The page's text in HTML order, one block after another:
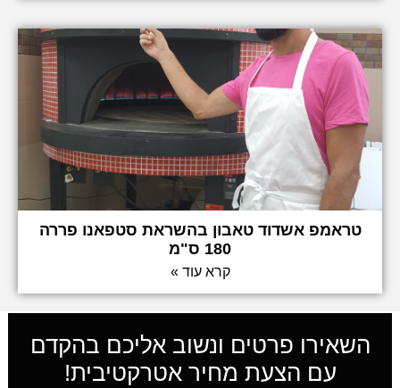
טראמפ אשדוד טאבון בהשראת סטפאנו פררה
180 ס"מ
קרא עוד »
השאירו פרטים ונשוב אליכם בהקדם
עם הצעת מחיר אטרקטיבית!